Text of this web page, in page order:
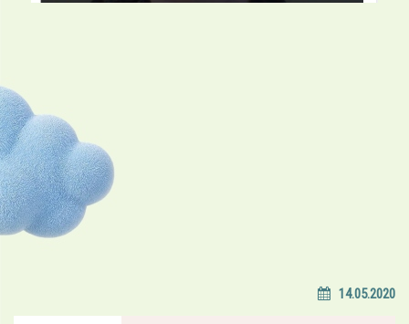
14.05.2020